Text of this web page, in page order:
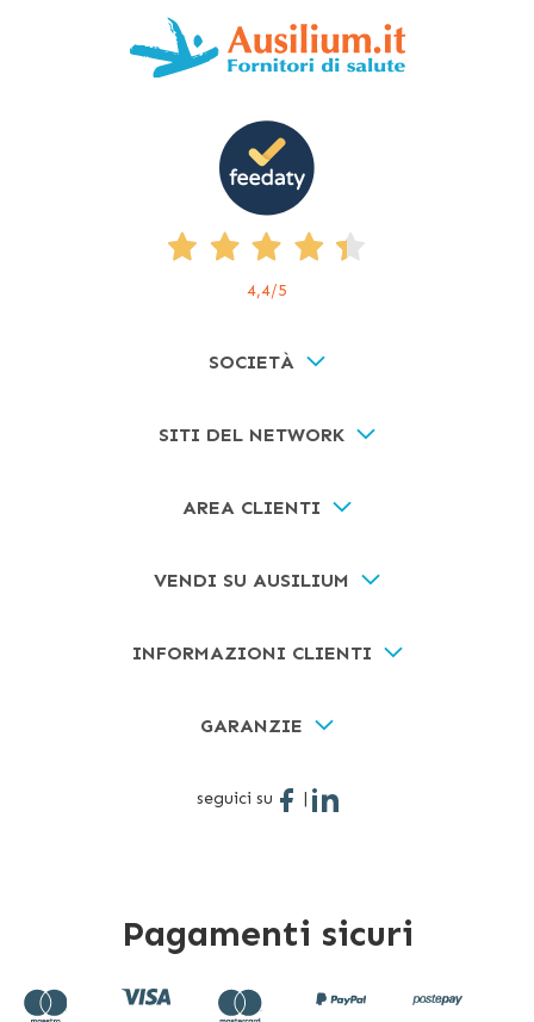
4,4/5
SOCIETÀ
SITI DEL NETWORK
AREA CLIENTI
VENDI SU AUSILIUM
INFORMAZIONI CLIENTI
GARANZIE
seguici su |
Pagamenti sicuri